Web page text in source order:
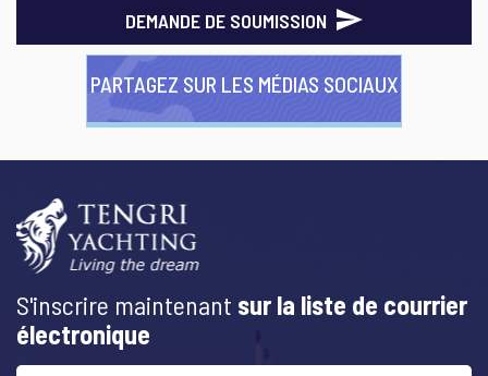
DEMANDE DE SOUMISSION
PARTAGEZ SUR LES MÉDIAS SOCIAUX
S'inscrire maintenant sur la liste de courrier
électronique